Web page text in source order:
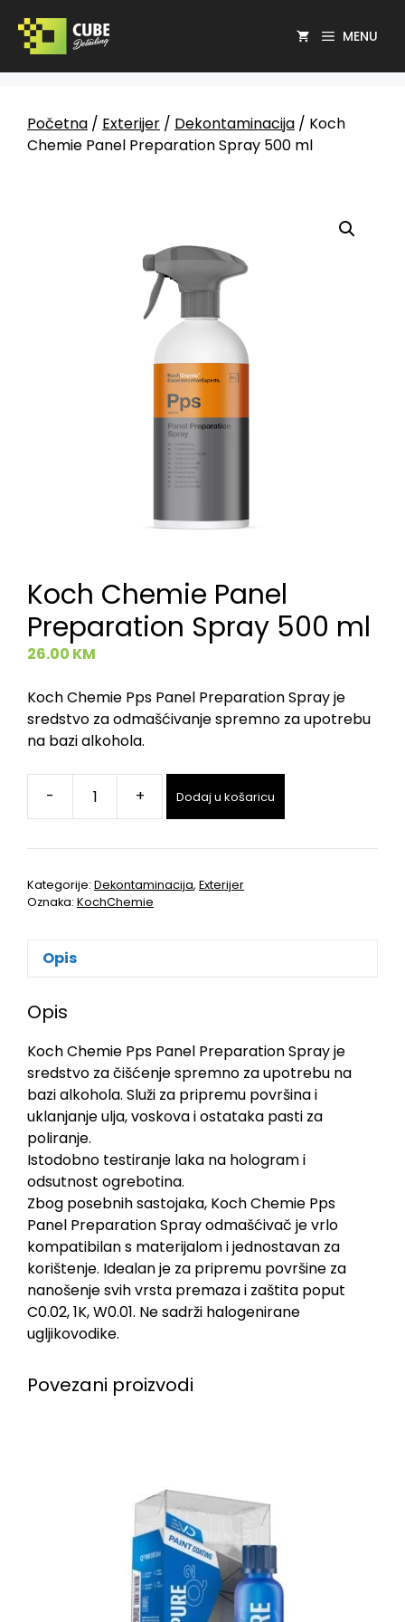
MENU
Početna / Exterijer / Dekontaminacija / Koch
Chemie Panel Preparation Spray 500 ml
Koch Chemie Panel
Preparation Spray 500 ml
26.00 KM
Koch Chemie Pps Panel Preparation Spray je
sredstvo za odmašćivanje spremno za upotrebu
na bazi alkohola.
- + Dodaj u košaricu
Kategorije: Dekontaminacija, Exterijer
Oznaka: KochChemie
Opis
Opis
Koch Chemie Pps Panel Preparation Spray je
sredstvo za čišćenje spremno za upotrebu na
bazi alkohola. Služi za pripremu površina i
uklanjanje ulja, voskova i ostataka pasti za
poliranje.
Istodobno testiranje laka na hologram i
odsutnost ogrebotina.
Zbog posebnih sastojaka, Koch Chemie Pps
Panel Preparation Spray odmašćivač je vrlo
kompatibilan s materijalom i jednostavan za
korištenje. Idealan je za pripremu površine za
nanošenje svih vrsta premaza i zaštita poput
C0.02, 1K, W0.01. Ne sadrži halogenirane
ugljikovodike.
Povezani proizvodi